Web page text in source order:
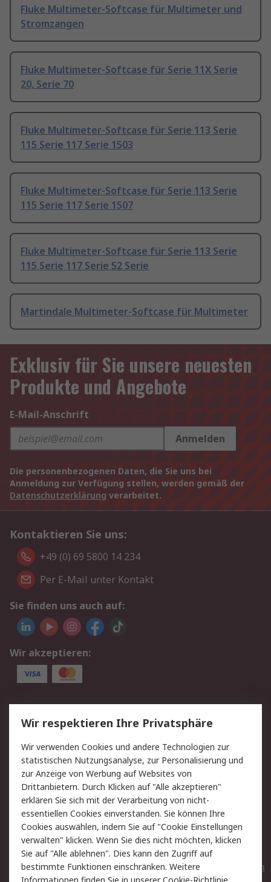
Fluke Multimeter-Softcase für Multimeter und
Stromzangen
Fluke Multimeter-Softcase für Serie 11X Serie
20, Serie 70
Fluke Multimeter-Softcase für Serie 113 Serie
115 Serie 117 Serie 1503
Fluke Multimeter-Softcase für Serie 113 Serie
115 Serie 117 Serie 1507
Fluke Multimeter-Softcase für Serie 113 Serie
115 Serie 117 Serie 52 Serie
Martindale Multimeter-Softcase für Multimeter
Exklusiv für Sie unsere neuesten
Produkte und Angebote
E-Mail-Anschrift
Anmelden
Die personenbezogenen Daten, die Sie uns bei
Anmeldung zur Verfügung stellen, werden gemäß der
Datenschutzerklärung verarbeitet.
Kontaktieren Sie uns:
+49 (0) 69 5800 14 234
Per E-Mail unter Kontakt
Sie finden uns auch auf:
Wir akzeptieren:
Service
Value Added Services
Lieferlösungen
Rücksendungen
Kontakt
Hilfe
Privatkunden
Rechtliches
AGB
Datenschutz
Cookie-Richtlinie
Zahlungsbedingungen
Copyright/Impressum
Entsorgung
Elektrogeräte/Batterien
Wir respektieren Ihre Privatsphäre
Wir verwenden Cookies und andere Technologien zur
statistischen Nutzungsanalyse, zur Personalisierung und
zur Anzeige von Werbung auf Websites von
Drittanbietern. Durch Klicken auf "Alle akzeptieren"
erklären Sie sich mit der Verarbeitung von nicht-
essentiellen Cookies einverstanden. Sie können Ihre
Cookies auswählen, indem Sie auf "Cookie Einstellungen
verwalten" klicken. Wenn Sie dies nicht möchten, klicken
Sie auf "Alle ablehnen". Dies kann den Zugriff auf
bestimmte Funktionen einschränken. Weitere